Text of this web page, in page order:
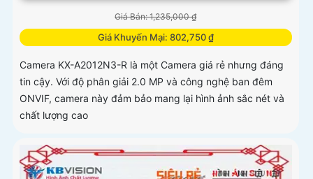
Giá Bán: 1,235,000 ₫
Giá Khuyến Mại: 802,750 ₫
Camera KX-A2012N3-R là một Camera giá rẻ nhưng đáng
tin cậy. Với độ phân giải 2.0 MP và công nghệ ban đêm
ONVIF, camera này đảm bảo mang lại hình ảnh sắc nét và
chất lượng cao